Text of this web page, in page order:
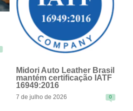
Midori Auto Leather Brasil
mantém certificação IATF
16949:2016
7 de julho de 2026 0